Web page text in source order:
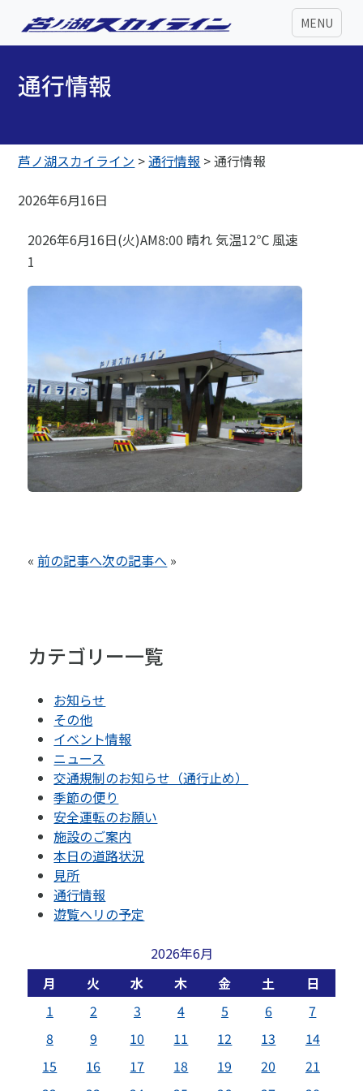
MENU
通行情報
芦ノ湖スカイライン >通行情報 >通行情報
2026年6月16日
2026年6月16日(火)AM8:00 晴れ 気温12℃ 風速
1
«前の記事へ次の記事へ »
カテゴリー一覧
お知らせ
その他
イベント情報
ニュース
交通規制のお知らせ（通行止め）
季節の便り
安全運転のお願い
施設のご案内
本日の道路状況
見所
通行情報
遊覧ヘリの予定
2026年6月
月
火 水 木 金 土
日
1
2 3 4 5 6
7
8
9 10 11 12 13
14
15
16 17 18 19 20
21